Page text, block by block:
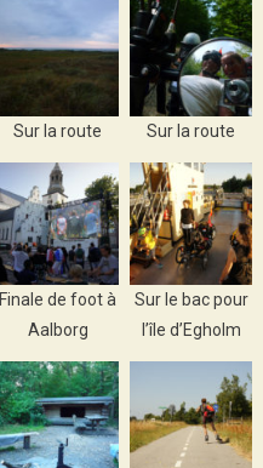
Sur la route Sur la route
Finale de foot à
Aalborg
Sur le bac pour
l’île d’Egholm